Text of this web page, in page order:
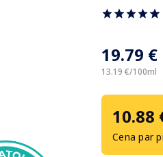
19.79 €
13.19 €/100ml
10.88
Cena par